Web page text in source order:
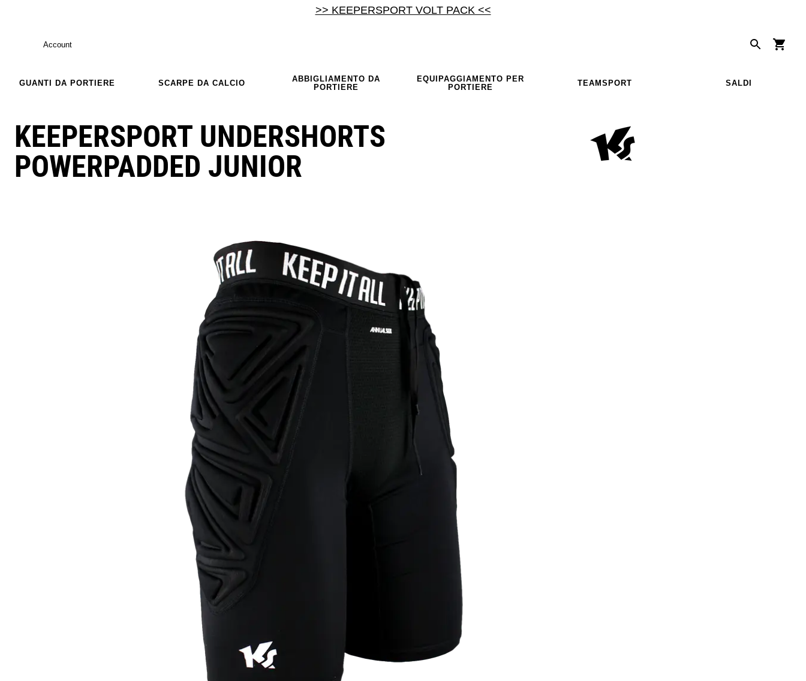
>> KEEPERSPORT VOLT PACK <<
Account
GUANTI DA PORTIERE SCARPE DA CALCIO
ABBIGLIAMENTO DA
PORTIERE
EQUIPAGGIAMENTO PER
PORTIERE
TEAMSPORT SALDI
KEEPERSPORT UNDERSHORTS
POWERPADDED JUNIOR